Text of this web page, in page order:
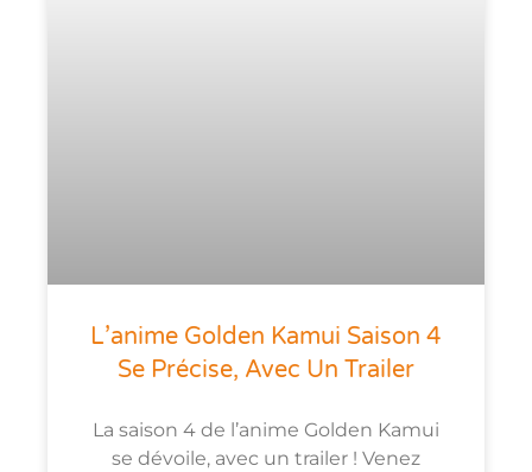
L’anime Golden Kamui Saison 4
Se Précise, Avec Un Trailer
La saison 4 de l’anime Golden Kamui
se dévoile, avec un trailer ! Venez